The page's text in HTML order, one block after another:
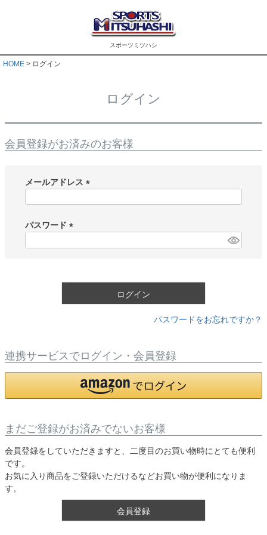
スポーツミツハシ
HOME ログイン
ログイン
会員登録がお済みのお客様
メールアドレス
)
パスワード
ログイン
パスワードをお忘れですか？
連携サービスでログイン・会員登録
まだご登録がお済みでないお客様
会員登録をしていただきますと、二度目のお買い物時にとても便利
です。
お気に入り商品をご登録いただけるなどお買い物が便利になりま
す。
会員登録